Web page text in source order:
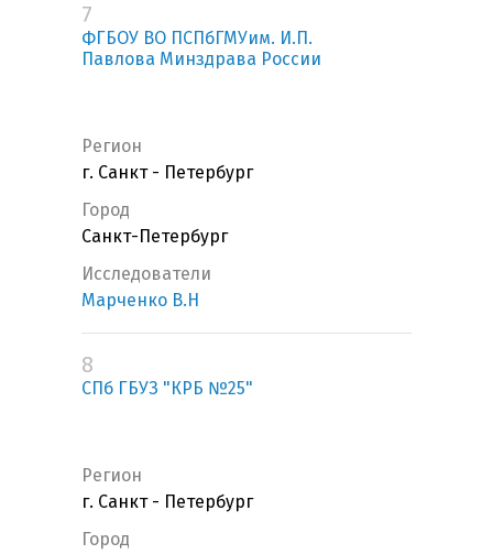
7
ФГБОУ ВО ПСПбГМУим. И.П.
Павлова Минздрава России
Регион
г. Санкт - Петербург
Город
Санкт-Петербург
Исследователи
Марченко В.Н
8
СПб ГБУЗ "КРБ №25"
Регион
г. Санкт - Петербург
Город